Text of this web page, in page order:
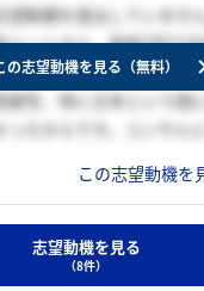
動機を提出していませ
ルートから、面接2回で
献性、特に日本という国
たからです。コンサル
の志望動機を見る（無料）
この志望動機を
志望動機を見る
（8件）